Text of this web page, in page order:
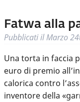
Fatwa alla
Pubblicati ilMarzo
Una torta in faccia
euro di premio
calorica contro
inventore della